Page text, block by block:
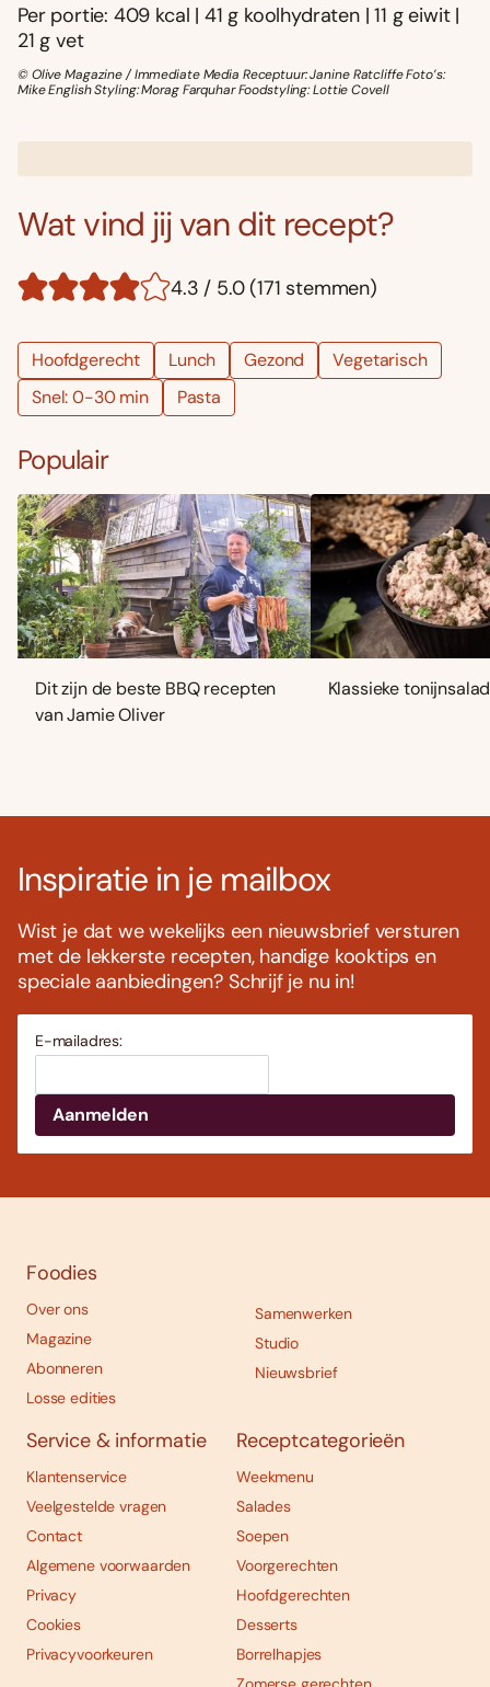
Per portie: 409 kcal | 41 g koolhydraten | 11 g eiwit |
21 g vet
© Olive Magazine / Immediate Media Receptuur: Janine Ratcliffe Foto’s:
Mike English Styling: Morag Farquhar Foodstyling: Lottie Covell
Wat vind jij van dit recept?
4.3 / 5.0 (171 stemmen)
Hoofdgerecht Lunch Gezond
Vegetarisch
Snel: 0-30 min
Pasta
Populair
Dit zijn de beste BBQ recepten
van Jamie Oliver
Klassieke
Inspiratie in je mailbox
Wist je dat we wekelijks een nieuwsbrief versturen
met de lekkerste recepten, handige kooktips en
speciale aanbiedingen? Schrijf je nu in!
E-mailadres:
Foodies
Over ons
Magazine
Abonneren
Losse edities
Samenwerken
Studio
Nieuwsbrief
Service & informatie
Klantenservice
Veelgestelde vragen
Contact
Algemene voorwaarden
Privacy
Cookies
Privacyvoorkeuren
Receptcategorieën
Weekmenu
Salades
Soepen
Voorgerechten
Hoofdgerechten
Desserts
Borrelhapjes